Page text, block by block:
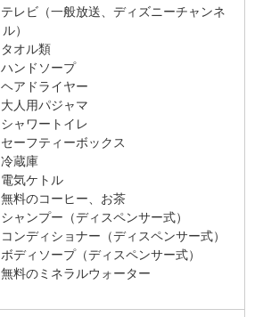
テレビ（一般放送、ディズニーチャンネ
ル）
タオル類
ハンドソープ
ヘアドライヤー
大人用パジャマ
シャワートイレ
セーフティーボックス
冷蔵庫
電気ケトル
無料のコーヒー、お茶
シャンプー（ディスペンサー式）
コンディショナー（ディスペンサー式）
ボディソープ（ディスペンサー式）
無料のミネラルウォーター